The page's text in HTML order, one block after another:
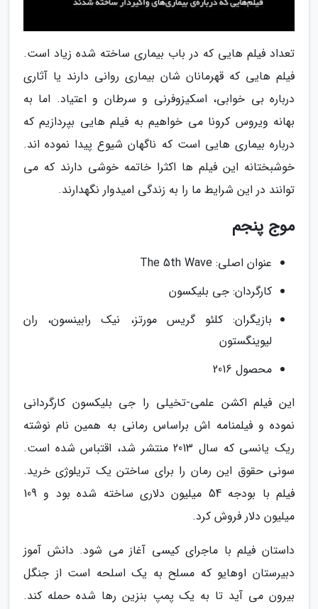
تعداد فیلم هایی که در باب بیماری ساخته شده زیاد است.
فیلم هایی که قهرمانان شان بیماری روانی دارند یا آثاری
درباره بی خوابی، اسکیزوفرنی و سرطان و اعتیاد. اما به
بهانه ویروس کرونا می خواهیم به فیلم هایی بپردازیم که
درباره بیماری هایی است که ناگهان شیوع پیدا نموده اند.
خوشبختانه این فیلم ها اکثرا خاتمه خوشی دارند که می
توانند در این شرایط ما را به زندگی امیدوار نگهدارند.
موج پنجم
عنوان اصلی: The 5th Wave
کارگردان: جی بلیکسون
بازیگران: کلئو گریس مورتز، نیک رابینسون، ران
لیوینگستون
محصول 2016
این فیلم اکشن علمی-تخیلی را جی بلیکسون کارگردانی
نموده و فیلمنامه اش براساس رمانی به همین نام نوشته
ریک یانسی که سال 2013 منتشر شد، اقتباس شده است.
سونی حقوق این رمان را برای ساختن یک تریلوژی خرید.
فیلم با بودجه 54 میلیون دلاری ساخته شده بود و 109
میلیون دلار فروش کرد.
داستان فیلم با ماجرای کیسی آغاز می شود. دانش آموز
دبیرستان اوهایو که مسلح به یک اسلحه است از جنگل
بیرون می آید تا به یک پمپ بنزین رها شده حمله کند.